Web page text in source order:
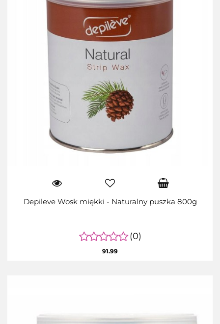
Depileve Wosk miękki - Naturalny puszka 800g
(0)
91.99